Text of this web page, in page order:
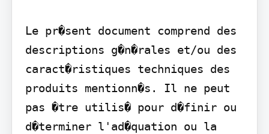
Le pr�sent document comprend des
descriptions g�n�rales et/ou des
caract�ristiques techniques des
produits mentionn�s. Il ne peut
pas �tre utilis� pour d�finir ou
d�terminer l'ad�quation ou la